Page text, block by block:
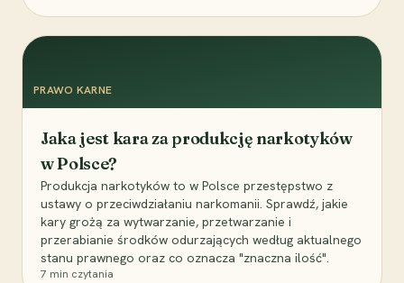
PRAWO KARNE
Jaka jest kara za produkcję narkotyków
w Polsce?
Produkcja narkotyków to w Polsce przestępstwo z
ustawy o przeciwdziałaniu narkomanii. Sprawdź, jakie
kary grożą za wytwarzanie, przetwarzanie i
przerabianie środków odurzających według aktualnego
stanu prawnego oraz co oznacza "znaczna ilość".
7 min czytania